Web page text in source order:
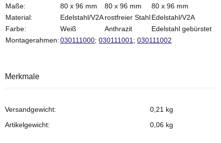
Maße:
80 x 96 mm 80 x 96 mm
80 x 96 mm
Material:
Edelstahl/V2Arostfreier StahlEdelstahl/V2A
Farbe:
Weiß Anthrazit
Edelstahl gebürstet
Montagerahmen:030111000; 030111001 ; 030111002
Merkmale
Versandgewicht:
0,21 kg
Artikelgewicht:
0,06 kg